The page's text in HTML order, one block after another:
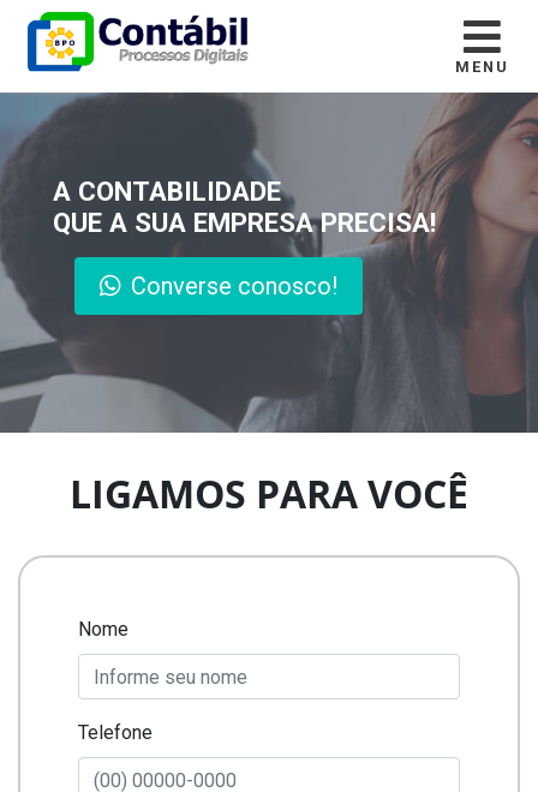
MENU
A CONTABILIDADE
QUE A SUA EMPRESA PRECISA!
Converse conosco!
LIGAMOS PARA VOCÊ
Nome
Telefone